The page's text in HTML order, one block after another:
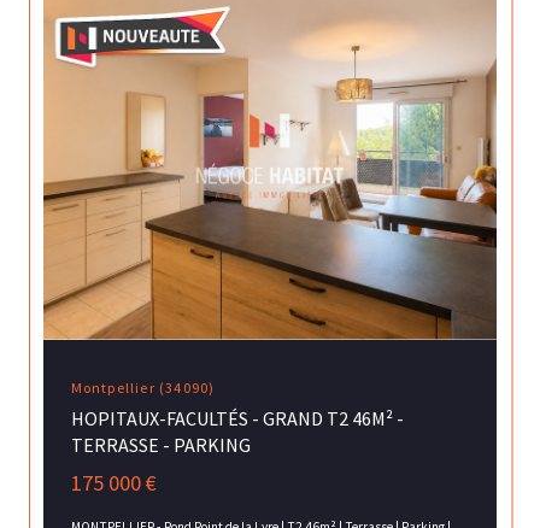
Montpellier (34090)
HOPITAUX-FACULTÉS - GRAND T2 46M² -
TERRASSE - PARKING
175 000 €